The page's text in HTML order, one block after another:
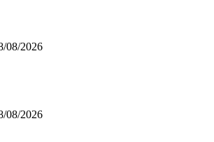
08/2026
08/2026